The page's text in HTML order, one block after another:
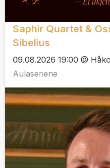
Saphir Quartet &
Sibelius
09.08.2026 19:00 @
Aulaseriene